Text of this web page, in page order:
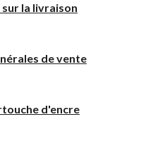
la livraison
de vente
d'encre